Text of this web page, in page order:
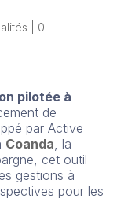
0
pilotée à
de
par Active
Coanda, la
cet outil
gestions à
pour les